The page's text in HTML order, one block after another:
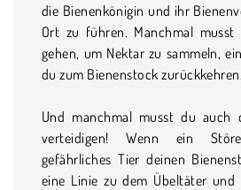
die Bienenkönigin und ihr
Ort zu führen. Manchmal
gehen, um Nektar zu sammeln,
du zum Bienenstock zurückkehren.
Und manchmal musst du auch
verteidigen! Wenn ein
gefährliches Tier deinen
eine Linie zu dem Übeltäter